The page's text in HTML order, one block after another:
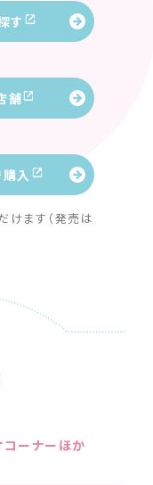
す
舗
入
けます（発売は
コーナーほか